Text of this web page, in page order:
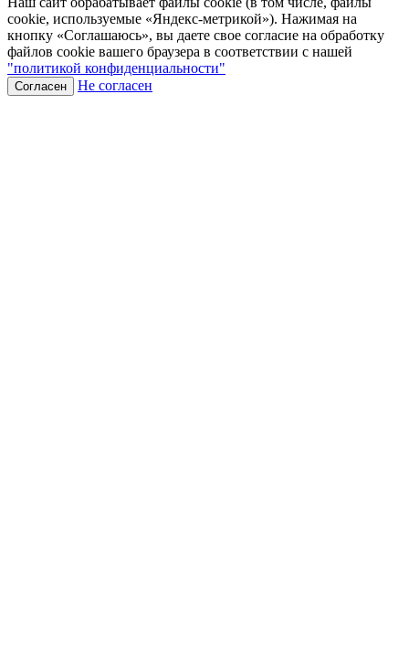
cookie, используемые «Яндекс-метрикой»). Нажимая на
кнопку «Соглашаюсь», вы даете свое согласие на обработку
файлов cookie вашего браузера в соответствии с нашей
"политикой конфиденциальности"
Согласен Не согласен